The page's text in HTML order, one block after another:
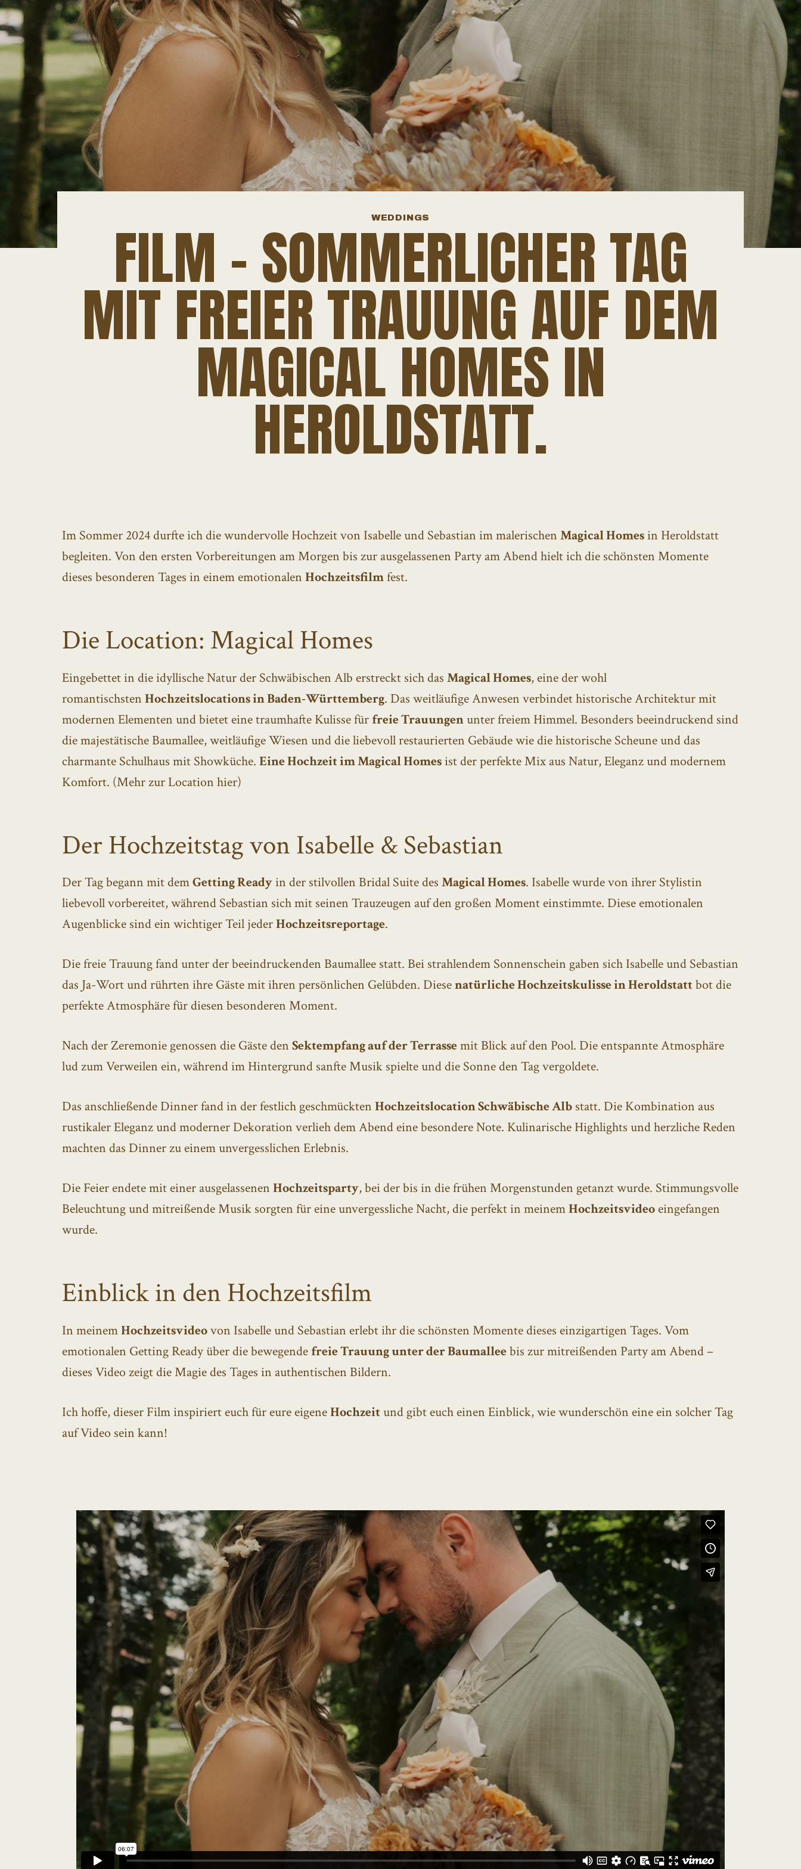
WEDDINGS
FILM – SOMMERLICHER TAG
MIT FREIER TRAUUNG AUF DEM
MAGICAL HOMES IN
HEROLDSTATT.
Im Sommer 2024 durfte ich die wundervolle Hochzeit von Isabelle und Sebastian im malerischen Magical Homesin Heroldstatt
begleiten. Von den ersten Vorbereitungen am Morgen bis zur ausgelassenen Party am Abend hielt ich die schönsten Momente
dieses besonderen Tages in einem emotionalen Hochzeitsfilmfest.
Die Location: Magical Homes
Eingebettet in die idyllische Natur der Schwäbischen Alb erstreckt sich das Magical Homes, eine der wohl
romantischsten Hochzeitslocations in Baden-Württemberg. Das weitläufige Anwesen verbindet historische Architektur mit
modernen Elementen und bietet eine traumhafte Kulisse fürfreie Trauungenunter freiem Himmel. Besonders beeindruckend sind
die majestätische Baumallee, weitläufige Wiesen und die liebevoll restaurierten Gebäude wie die historische Scheune und das
charmante Schulhaus mit Showküche. Eine Hochzeit im Magical Homesist der perfekte Mix aus Natur, Eleganz und modernem
Komfort. (Mehr zur Location hier)
Der Hochzeitstag von Isabelle & Sebastian
Der Tag begann mit demGetting Readyin der stilvollen Bridal Suite des Magical Homes. Isabelle wurde von ihrer Stylistin
liebevoll vorbereitet, während Sebastian sich mit seinen Trauzeugen auf den großen Moment einstimmte. Diese emotionalen
Augenblicke sind ein wichtiger Teil jederHochzeitsreportage.
Die freie Trauung fand unter der beeindruckenden Baumallee statt. Bei strahlendem Sonnenschein gaben sich Isabelle und Sebastian
das Ja-Wort und rührten ihre Gäste mit ihren persönlichen Gelübden. Diesenatürliche Hochzeitskulisse in Heroldstatt bot die
perfekte Atmosphäre für diesen besonderen Moment.
Nach der Zeremonie genossen die Gäste den Sektempfang auf der Terrassemit Blick auf den Pool. Die entspannte Atmosphäre
lud zum Verweilen ein, während im Hintergrund sanfte Musik spielte und die Sonne den Tag vergoldete.
Das anschließende Dinner fand in der festlich geschmückten Hochzeitslocation Schwäbische Alb statt. Die Kombination aus
rustikaler Eleganz und moderner Dekoration verlieh dem Abend eine besondere Note. Kulinarische Highlights und herzliche Reden
machten das Dinner zu einem unvergesslichen Erlebnis.
Die Feier endete mit einer ausgelassenen Hochzeitsparty, bei der bis in die frühen Morgenstunden getanzt wurde. Stimmungsvolle
Beleuchtung und mitreißende Musik sorgten für eine unvergessliche Nacht, die perfekt in meinemHochzeitsvideoeingefangen
wurde.
Einblick in den Hochzeitsfilm
In meinemHochzeitsvideovon Isabelle und Sebastian erlebt ihr die schönsten Momente dieses einzigartigen Tages. Vom
emotionalen Getting Ready über die bewegendefreie Trauung unter der Baumalleebis zur mitreißenden Party am Abend –
dieses Video zeigt die Magie des Tages in authentischen Bildern.
Ich hoffe, dieser Film inspiriert euch für eure eigeneHochzeit und gibt euch einen Einblick, wie wunderschön eine ein solcher Tag
auf Video sein kann!